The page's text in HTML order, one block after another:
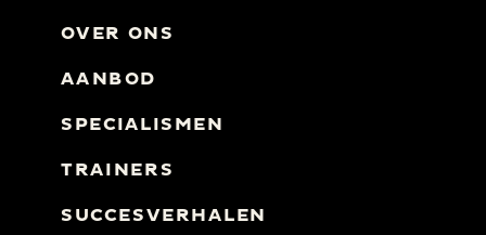
SUCCESVERHALEN
TRAINERS
SPECIALISMEN
AANBOD
OVER ONS